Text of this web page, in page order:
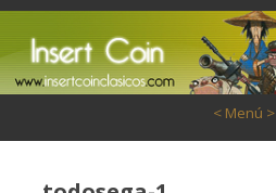
< Menú >